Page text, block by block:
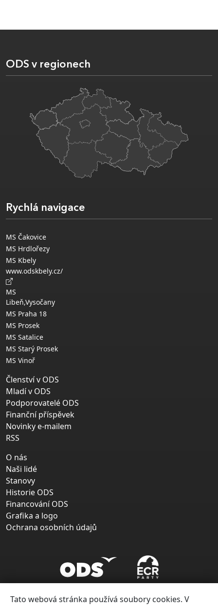
ODS v regionech
Rychlá navigace
MS Čakovice
MS Hrdlořezy
MS Kbely
www.odskbely.cz/
MS
Libeň,Vysočany
MS Praha 18
MS Prosek
MS Satalice
MS Starý Prosek
MS Vinoř
Členství v ODS
Mladí v ODS
Podporovatelé ODS
Finanční příspěvek
Novinky e-mailem
RSS
O nás
Naši lidé
Stanovy
Historie ODS
Financování ODS
Grafika a logo
Ochrana osobních údajů
Tato webová stránka používá soubory cookies. V